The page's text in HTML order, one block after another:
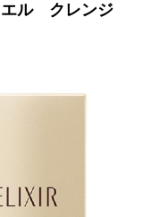
ル クレンジ